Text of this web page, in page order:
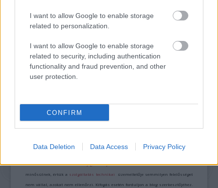
I want to allow Google to enable storage
related to personalization.
I want to allow Google to enable storage
related to security, including authentication
functionality and fraud prevention, and other
user protection.
CONFIRM
Data Deletion Data Access Privacy Policy
PÜNKÖSDI ÖRÖKSÉG ÜNNEP – ÉLŐ
https://kulturpart.hu/api/trackback/id/7836684
A hozzászólások avonatkozó jogszabályokértelmében felhasználói tartalomnak
minősülnek, értük a szolgáltatás technikai üzemeltetője semmilyen felelősséget
nem vállal, azokat nem ellenőrzi. Kifogás esetén forduljon a blog szerkesztőjéhez.